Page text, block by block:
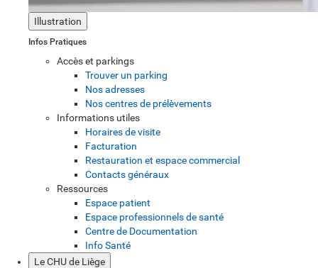
Illustration
Infos Pratiques
Accès et parkings
Trouver un parking
Nos adresses
Nos centres de prélèvements
Informations utiles
Horaires de visite
Facturation
Restauration et espace commercial
Contacts généraux
Ressources
Espace patient
Espace professionnels de santé
Centre de Documentation
Info Santé
Le CHU de Liège